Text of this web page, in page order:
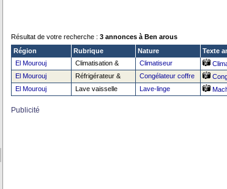
Résultat de votre recherche : 3 annonces à Ben arous
Région
Rubrique Nature Texte
El Mourouj
Climatisation & Climatiseur
El Mourouj
Réfrigérateur & Congélateur coffre
El Mourouj
Lave vaisselle Lave-linge
Publicité